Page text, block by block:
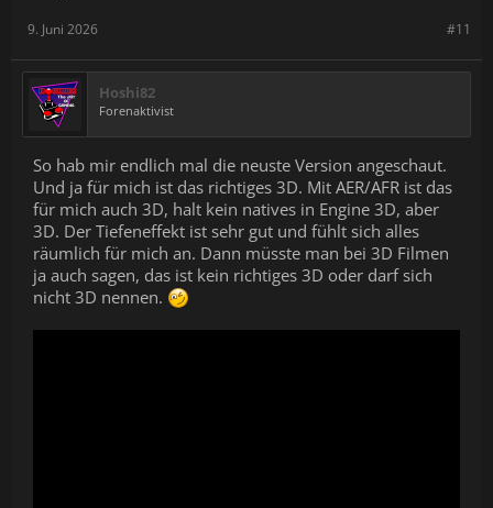
#11
9. Juni 2026
Hoshi82
Forenaktivist
So hab mir endlich mal die neuste Version angeschaut.
Und ja für mich ist das richtiges 3D. Mit AER/AFR ist das
für mich auch 3D, halt kein natives in Engine 3D, aber
3D. Der Tiefeneffekt ist sehr gut und fühlt sich alles
räumlich für mich an. Dann müsste man bei 3D Filmen
ja auch sagen, das ist kein richtiges 3D oder darf sich
nicht 3D nennen.